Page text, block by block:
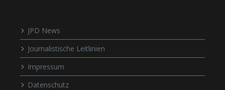
JPD News
Journalistische Leitlinien
Impressum
Datenschutz